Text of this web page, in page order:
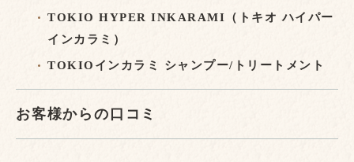
TOKIO HYPER INKARAMI（トキオ ハイパー
インカラミ）
TOKIOインカラミ シャンプー/トリートメント
お客様からの口コミ